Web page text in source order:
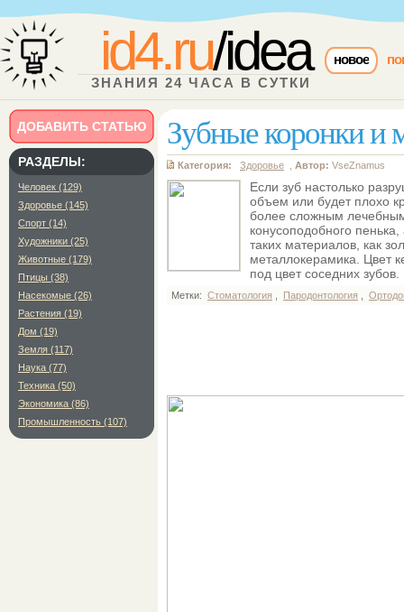
id4.ru/idea новое
ЗНАНИЯ 24 ЧАСА В СУТКИ
ДОБАВИТЬ СТАТЬЮ
РАЗДЕЛЫ:
Человек (129)
Здоровье (145)
Спорт (14)
Художники (25)
Животные (179)
Птицы (38)
Насекомые (26)
Растения (19)
Дом (19)
Земля (117)
Наука (77)
Техника (50)
Экономика (86)
Промышленность (107)
Зубные коронки и
Категория: Здоровье Автор: VseZnamus
Если зуб настолько
объем или будет плохо
более сложным
конусоподобного
таких материалов, как
металлокерамика. Цвет
под цвет соседних зубов.
Метки: Стоматология Пародонтология